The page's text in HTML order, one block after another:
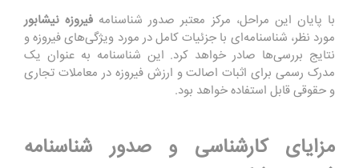
با پایان این مراحل، مرکز معتبر صدور شناسنامه فیروزه نیشابور
مورد نظر، شناسنامه‌ای با جزئیات کامل در مورد ویژگی‌های فیروزه و
نتایج بررسی‌ها صادر خواهد کرد. این شناسنامه به عنوان یک
مدرک رسمی برای اثبات اصالت و ارزش فیروزه در معاملات تجاری
و حقوقی قابل استفاده خواهد بود.
مزایای کارشناسی و صدور شناسنامه